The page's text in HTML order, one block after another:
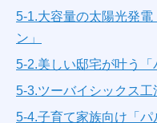
5-1.大容量の太陽光発
ン」
5-2.美しい邸宅が叶う「
5-3.ツーバイシックス工
5-4.子育て家族向け「パ